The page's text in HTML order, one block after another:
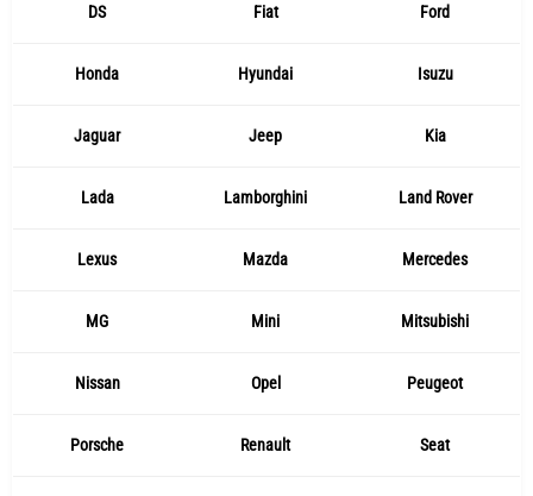
DS Fiat Ford
Honda Hyundai Isuzu
Jaguar Jeep Kia
Lada Lamborghini Land Rover
Lexus Mazda Mercedes
MG Mini Mitsubishi
Nissan Opel Peugeot
Porsche Renault Seat